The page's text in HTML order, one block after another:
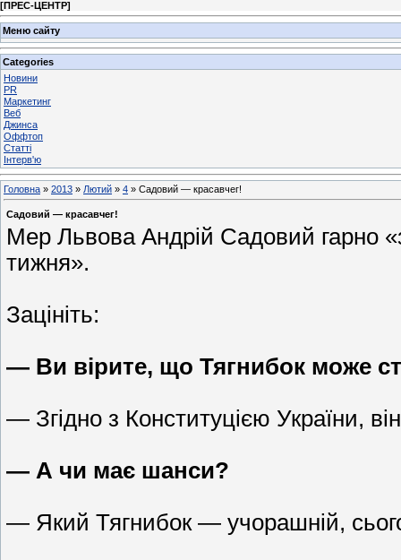
[ПРЕС-ЦЕНТР]
Меню сайту
Categories
Новини
PR
Маркетинг
Веб
Джинса
Оффтоп
Статті
Інтерв'ю
Головна » 2013 » Лютий » 4 » Садовий — красавчег!
Садовий — красавчег!
Мер Львова Андрій Садовий гарно
тижня».
Зацініть:
— Ви вірите, що Тягнибок може
— Згідно з Конституцією України,
— А чи має шанси?
— Який Тягнибок — учорашній,